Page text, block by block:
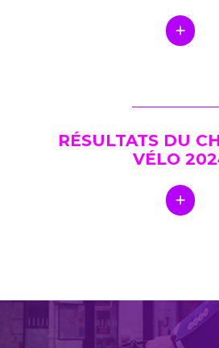
RÉSULTATS DU
VÉLO